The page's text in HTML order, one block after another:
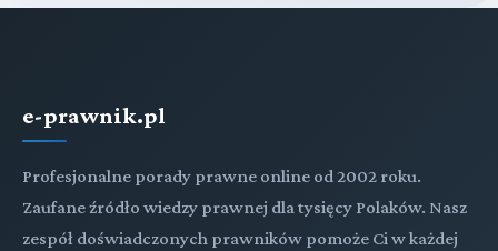
e-prawnik.pl
Profesjonalne porady prawne online od 2002 roku.
Zaufane źródło wiedzy prawnej dla tysięcy Polaków. Nasz
zespół doświadczonych prawników pomoże Ci w każdej